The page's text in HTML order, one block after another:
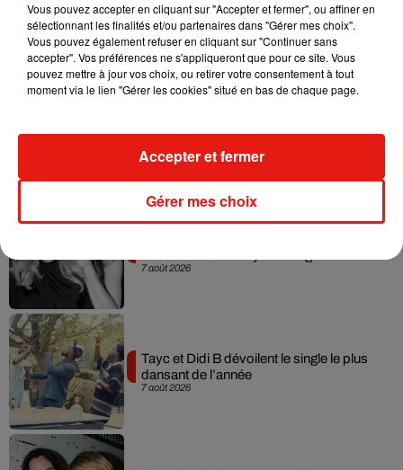
Musique
dans son nouveau clip
7 août 2026
7 août 2026
Tayc et Didi B dévoilent le single le plus
dansant de l’année
Vous pouvez accepter en cliquant sur "Accepter et fermer", ou affiner en
sélectionnant les finalités et/ou partenaires dans "Gérer mes choix".
Vous pouvez également refuser en cliquant sur "Continuer sans
accepter". Vos préférences ne s'appliqueront que pour ce site. Vous
pouvez mettre à jour vos choix, ou retirer votre consentement à tout
moment via le lien "Gérer les cookies" situé en bas de chaque page.
Gérer mes choix
Accepter et fermer